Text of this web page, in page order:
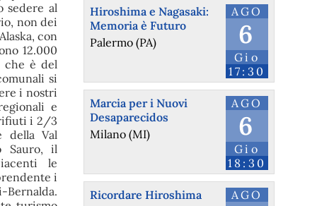
sedere al
non dei
con
12.000
che è del
si
i nostri
e
rifiuti i 2/3
della Val
Sauro, il
le
i
Bernalda.
AGO
6
Gio
17:30
Hiroshima e Nagasaki:
Memoria è Futuro
Palermo (PA)
AGO
6
Gio
18:30
Marcia per i Nuovi
Desaparecidos
Milano (MI)
AGO
Ricordare Hiroshima